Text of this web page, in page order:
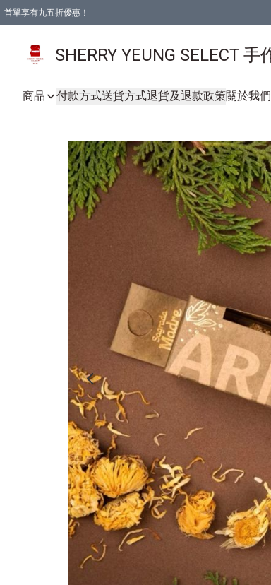
首單享有九五折優惠！
SHERRY YEUNG SELECT 手
商品 付款方式送貨方式退貨及退款政策關於我們